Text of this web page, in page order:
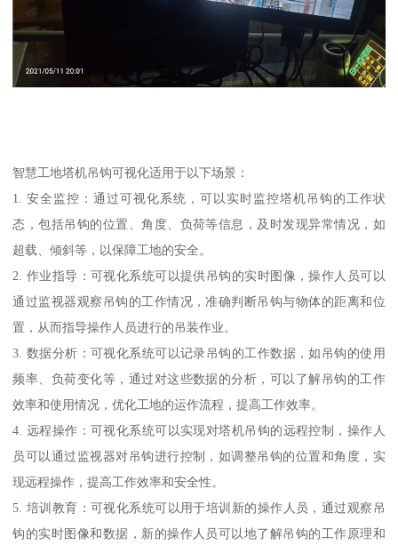
智慧工地塔机吊钩可视化适用于以下场景：
1. 安全监控：通过可视化系统，可以实时监控塔机吊钩的工作状
态，包括吊钩的位置、角度、负荷等信息，及时发现异常情况，如
超载、倾斜等，以保障工地的安全。
2. 作业指导：可视化系统可以提供吊钩的实时图像，操作人员可以
通过监视器观察吊钩的工作情况，准确判断吊钩与物体的距离和位
置，从而指导操作人员进行的吊装作业。
3. 数据分析：可视化系统可以记录吊钩的工作数据，如吊钩的使用
频率、负荷变化等，通过对这些数据的分析，可以了解吊钩的工作
效率和使用情况，优化工地的运作流程，提高工作效率。
4. 远程操作：可视化系统可以实现对塔机吊钩的远程控制，操作人
员可以通过监视器对吊钩进行控制，如调整吊钩的位置和角度，实
现远程操作，提高工作效率和安全性。
5. 培训教育：可视化系统可以用于培训新的操作人员，通过观察吊
钩的实时图像和数据，新的操作人员可以地了解吊钩的工作原理和